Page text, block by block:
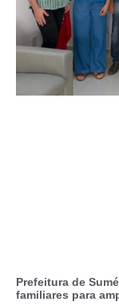
Prefeitura de
familiares para